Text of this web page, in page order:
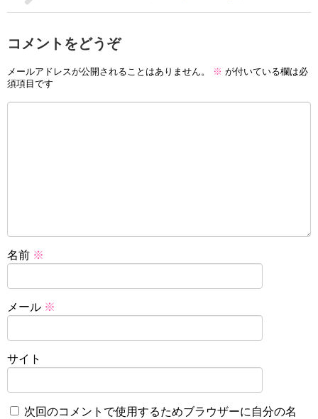
コメントをどうぞ
メールアドレスが公開されることはありません。 ※ が付いている欄は必
須項目です
名前 ※
メール ※
サイト
次回のコメントで使用するためブラウザーに自分の名